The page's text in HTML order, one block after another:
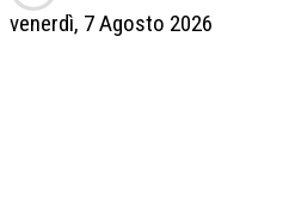
venerdì, 7 Agosto 2026